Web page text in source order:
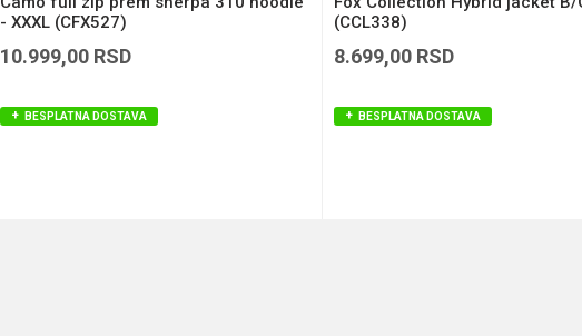
- XXXL (CFX527)
10.999,00 RSD
BESPLATNA DOSTAVA
(CCL338)
8.699,00 RSD
BESPLATNA DOSTAVA